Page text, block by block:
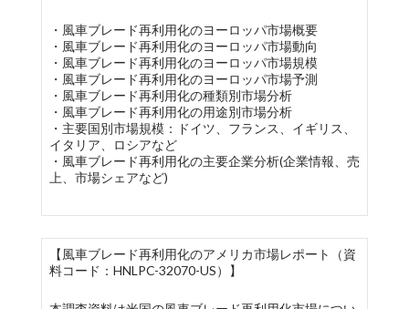
・風車ブレード再利用化のヨーロッパ市場概要
・風車ブレード再利用化のヨーロッパ市場動向
・風車ブレード再利用化のヨーロッパ市場規模
・風車ブレード再利用化のヨーロッパ市場予測
・風車ブレード再利用化の種類別市場分析
・風車ブレード再利用化の用途別市場分析
・主要国別市場規模：ドイツ、フランス、イギリス、
イタリア、ロシアなど
・風車ブレード再利用化の主要企業分析(企業情報、売
上、市場シェアなど)
【風車ブレード再利用化のアメリカ市場レポート（資
料コード：HNLPC-32070-US）】